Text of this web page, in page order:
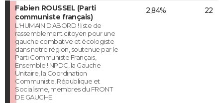
Fabien ROUSSEL (Parti
communiste français)
L'HUMAIN D'ABORD ! liste de
rassemblement citoyen pour une
gauche combative et écologiste
dans notre région, soutenue par le
Parti Communiste Français,
Ensemble ! NPDC, la Gauche
Unitaire, la Coordination
Communiste, République et
Socialisme, membres du FRONT
DE GAUCHE
2,84% 22